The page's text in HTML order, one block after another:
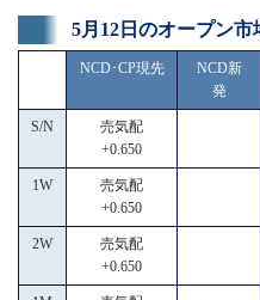
5月12日のオープン
NCD･CP現先
NCD新
発
S/N
売気配
+0.650
1W
売気配
+0.650
2W
売気配
+0.650